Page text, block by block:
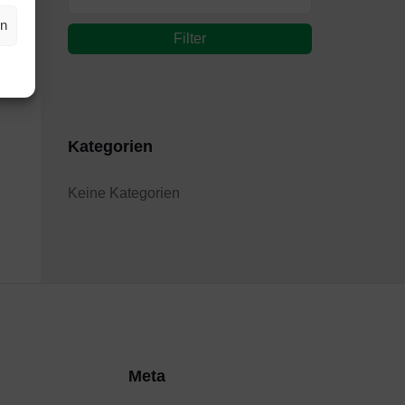
Filter
Kategorien
Keine Kategorien
Meta